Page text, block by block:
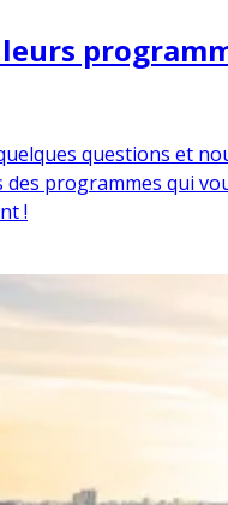
questions et
programmes qui
!